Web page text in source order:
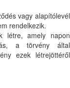
vagy alapítólevél
rendelkezik.
létre, amely napon
a törvény által
ezek létrejöttéről